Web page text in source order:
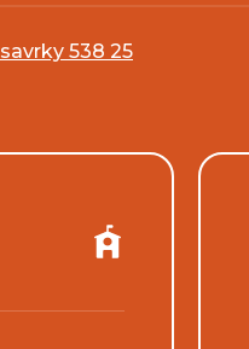
538 25